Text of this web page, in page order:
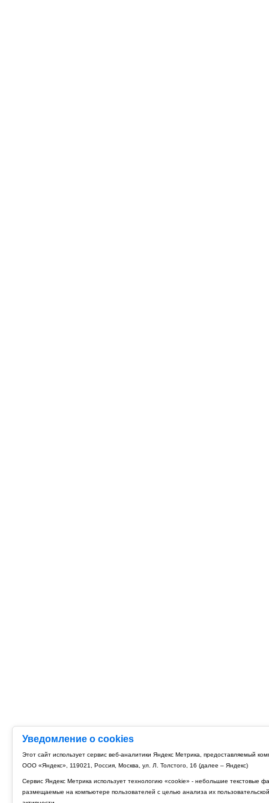
Уведомление о cookies
Этот сайт использует сервис веб-аналитики Яндекс Метрика, предоставляемый
ООО «Яндекс», 119021, Россия, Москва, ул. Л. Толстого, 16 (далее – Яндекс)
Сервис Яндекс Метрика использует технологию «cookie» - небольшие текстовые
размещаемые на компьютере пользователей с целью анализа их пользовательской